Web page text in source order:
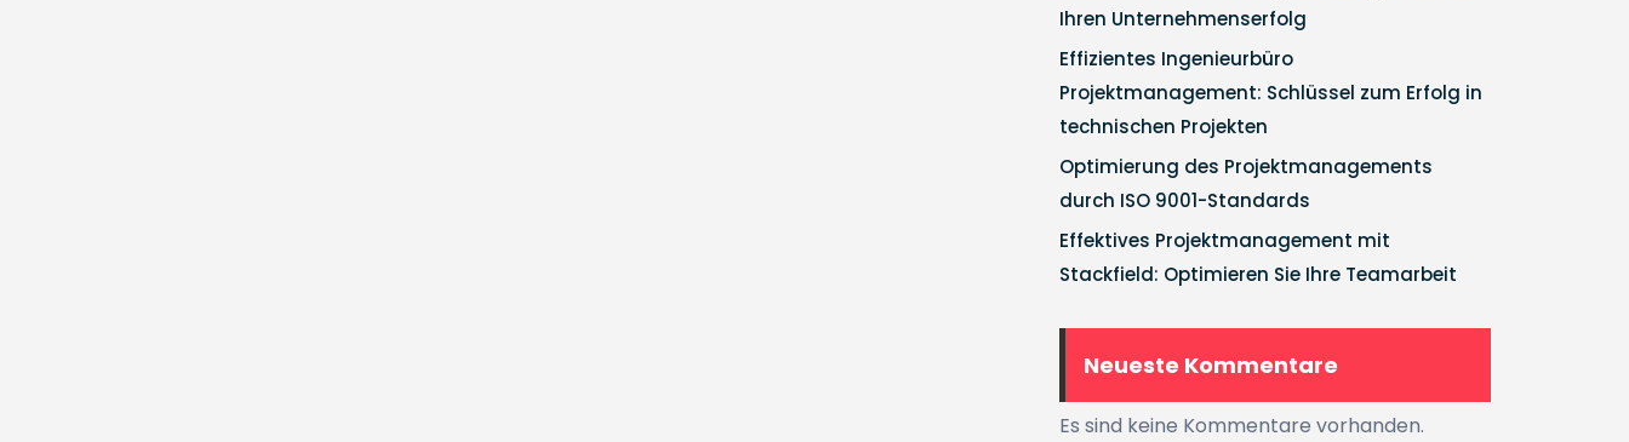
Ihren Unternehmenserfolg
Effizientes Ingenieurbüro
Projektmanagement: Schlüssel zum Erfolg in
technischen Projekten
Optimierung des Projektmanagements
durch ISO 9001-Standards
Effektives Projektmanagement mit
Stackfield: Optimieren Sie Ihre Teamarbeit
Neueste Kommentare
Es sind keine Kommentare vorhanden.